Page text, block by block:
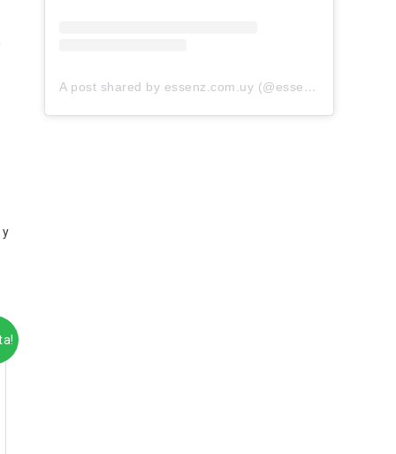
y
A post shared by essenz.com.uy (@essenz.com.uy)